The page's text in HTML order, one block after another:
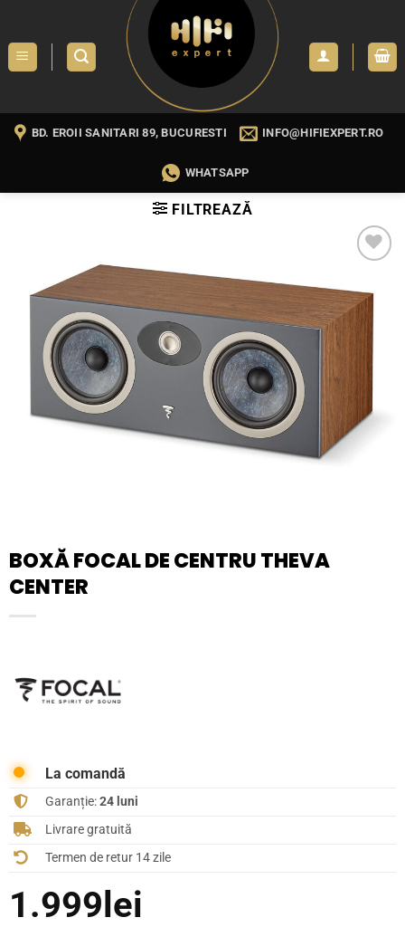
content
BD. EROII SANITARI 89, BUCURESTI INFO@HIFIEXPERT.RO
WHATSAPP
FILTREAZĂ
BOXĂ FOCAL DE CENTRU THEVA
CENTER
La comandă
Garanție:24 luni
Livrare gratuită
Termen de retur 14 zile
1.999lei